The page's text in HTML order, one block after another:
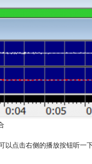
点击右侧的播放按钮听一